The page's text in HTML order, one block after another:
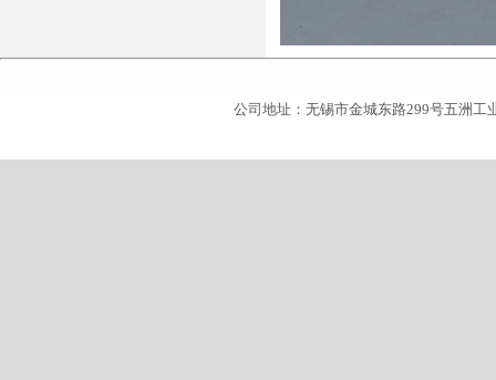
公司地址：无锡市金城东路299号五洲工